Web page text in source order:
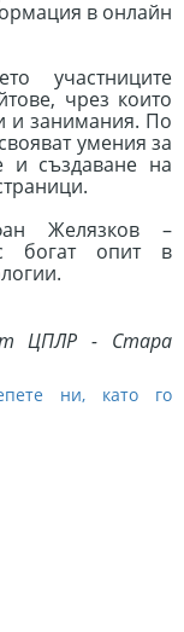
в онлайн
участниците
чрез които
и занимания. По
умения за
и създаване на
Желязков –
с богат опит в
ЦПЛР - Стара
ни, като го